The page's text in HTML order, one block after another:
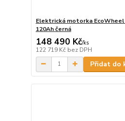
Elektrická motorka EcoWheel
120Ah černá
148 490 Kč/ks
122 719 Kč bez DPH
Přidat do